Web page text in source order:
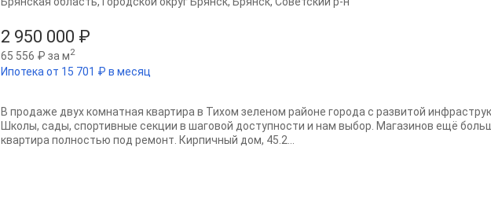
2 950 000 ₽
65 556 ₽ за м2
Ипотека от 15 701 ₽ в месяц
В продаже двух комнатная квартира в Тихом зеленом районе города с развитой
Школы, сады, спортивные секции в шаговой доступности и нам выбор. Магазинов ещё
квартира полностью под ремонт. Кирпичный дом, 45.2...